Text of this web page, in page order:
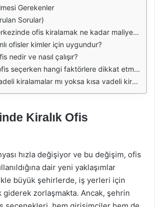
Gerekenler
Sorular)
ofis kiralamak ne kadar maliyetlidir?
ofisler kimler için uygundur?
nedir ve nasıl çalışır?
seçerken hangi faktörlere dikkat etmeliyim?
mı yoksa kısa vadeli kiralamalar mı daha avantajlıdır?
Kiralık Ofis
hızla değişiyor ve bu değişim, ofis
dair yeni yaklaşımlar
büyük şehirlerde, iş yerleri için
giderek zorlaşmakta. Ancak, şehrin